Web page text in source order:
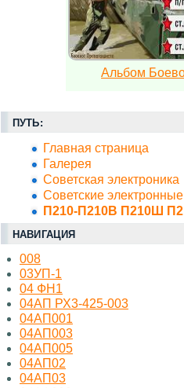
Альбом
ПУТЬ:
Главная страница
Галерея
Советская электроника
Советские
П210-П210В П210Ш
НАВИГАЦИЯ
008
03УП-1
04 ФН1
04АП РХ3-425-003
04АП001
04АП003
04АП005
04АП02
04АП03